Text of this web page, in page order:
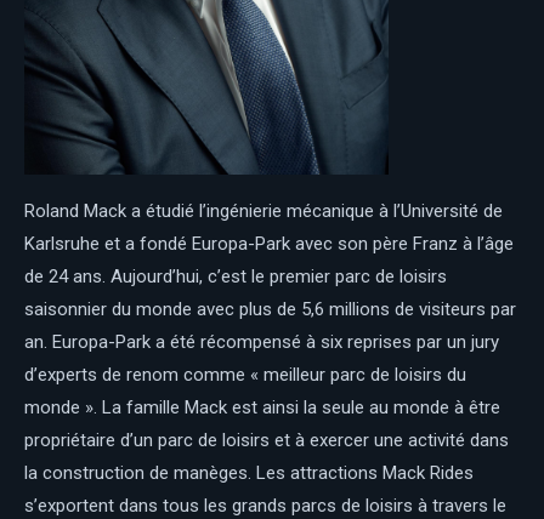
Roland Mack a étudié l’ingénierie mécanique à l’Université de
Karlsruhe et a fondé Europa-Park avec son père Franz à l’âge
de 24 ans. Aujourd’hui, c’est le premier parc de loisirs
saisonnier du monde avec plus de 5,6 millions de visiteurs par
an. Europa-Park a été récompensé à six reprises par un jury
d’experts de renom comme « meilleur parc de loisirs du
monde ». La famille Mack est ainsi la seule au monde à être
propriétaire d’un parc de loisirs et à exercer une activité dans
la construction de manèges. Les attractions Mack Rides
s’exportent dans tous les grands parcs de loisirs à travers le